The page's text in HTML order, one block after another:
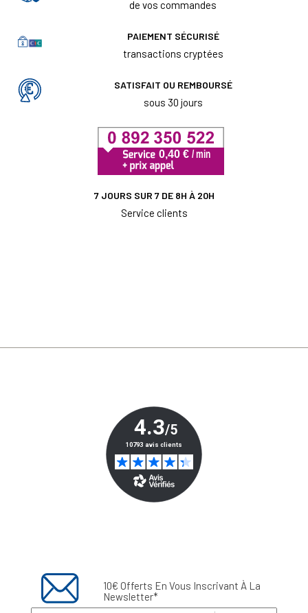
de vos commandes
PAIEMENT SÉCURISÉ
transactions cryptées
SATISFAIT OU REMBOURSÉ
sous 30 jours
7 JOURS SUR 7 DE 8H À 20H
Service clients
10€ Offerts En Vous Inscrivant À La
Newsletter*